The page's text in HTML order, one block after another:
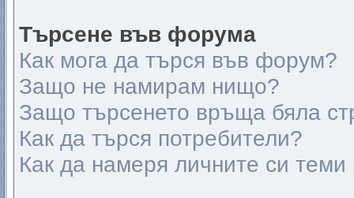
Търсене във форума
Как мога да търся във форум?
Защо не намирам нищо?
Защо търсенето връща бяла
Как да търся потребители?
Как да намеря личните си